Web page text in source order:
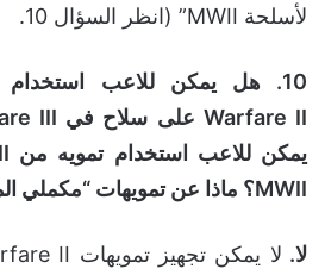
لأسلحة MWII” (انظر السؤال 10.
10. هل يمكن للاعب استخدام تمويه من
Warfare II على سلاح في
يمكن للاعب استخدام تمويه من
MWII؟ ماذا عن تمويهات “مكملي
لا.